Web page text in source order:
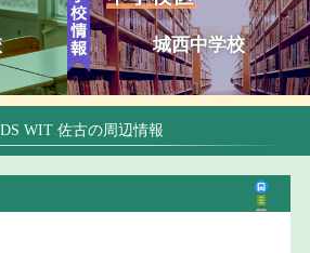
城西中学校
WIT 佐古の周辺情報